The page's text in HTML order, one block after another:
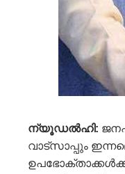
ന്യൂഡല്‍ഹി:
വാട്സാപ്പും